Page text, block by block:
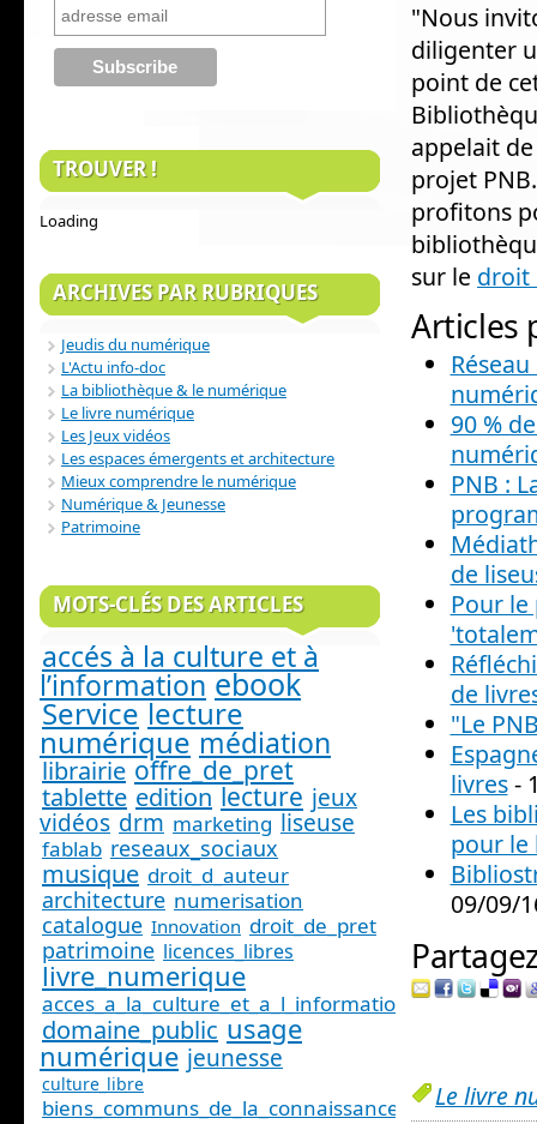
"Nous
diligenter
point de
appelait
projet
profitons
sur le droit
Articles
90 %
PNB :
de
Pour le
de
"Le
livres-
Les
pour le
09/09/
Le livre
TROUVER !
Loading
ARCHIVES PAR RUBRIQUES
Jeudis du numérique
L'Actu info-doc
La bibliothèque & le numérique
Le livre numérique
Les Jeux vidéos
Les espaces émergents et architecture
Mieux comprendre le numérique
Numérique & Jeunesse
Patrimoine
MOTS-CLÉS DES ARTICLES
accés à la culture et à
l’information ebook
Service lecture
numérique médiation
librairie offre_de_pret
tablette edition lecture jeux
vidéos drm marketing liseuse
fablab reseaux_sociaux
musique droit_d_auteur
architecture numerisation
catalogue Innovation droit_de_pret
patrimoine licences_libres
livre_numerique
acces_a_la_culture_et_a_l_information_
domaine_public usage
numérique jeunesse
culture_libre
biens_communs_de_la_connaissance